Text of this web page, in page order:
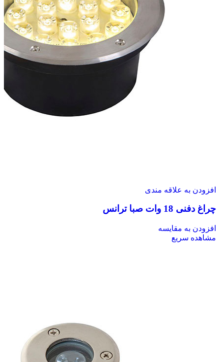
افزودن به علاقه مندی
چراغ دفنی 18 وات صبا ترانس
افزودن به مقایسه
مشاهده سریع